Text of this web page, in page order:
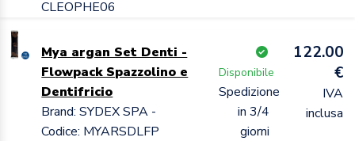
CLEOPHE06
Mya argan Set Denti -
Flowpack Spazzolino e
Dentifricio
Brand: SYDEX SPA -
Codice: MYARSDLFP
Disponibile
Spedizione
in 3/4
giorni
122.00
€
IVA
inclusa